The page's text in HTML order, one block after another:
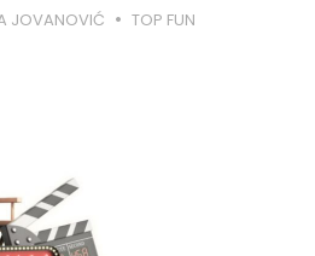
JOVANOVIĆ TOP FUN